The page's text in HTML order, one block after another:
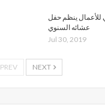
للأعمال ينظم حفل
عشائه السنوي
Jul 30, 2019
PREV NEXT